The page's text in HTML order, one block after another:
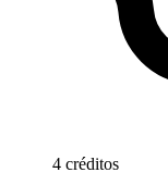
4 créditos